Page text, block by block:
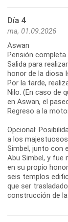
Día 4
ma, 01.09.2026
Aswan
Pensión completa.
Salida para
honor de la diosa
Por la tarde,
Nilo. (En caso de
en Aswan, el
Regreso a la
Opcional:
a los
Simbel, junto con
Abu Simbel, y fue
en su propio
seis templos
que ser
construcción de la